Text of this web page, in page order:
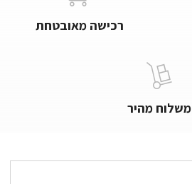
רכישה מאובטחת
משלוח מהיר